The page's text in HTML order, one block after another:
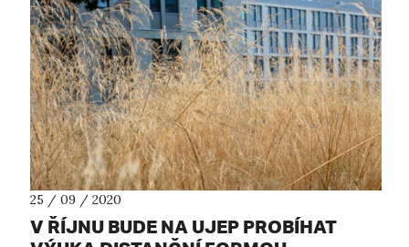
25 / 09 / 2020
V ŘÍJNU BUDE NA UJEP PROBÍHAT